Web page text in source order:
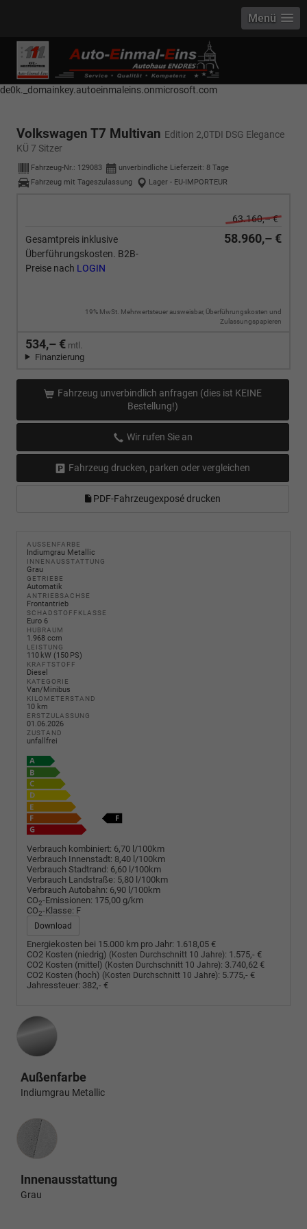
------------ Host Name : selector1._domainkey Points to address or value:
selector1-aee-de0k._domainkey.autoeinmaleins.onmicrosoft.com Host
Name : selector2._domainkey Points to address or value: selector2-aee-
de0k._domainkey.autoeinmaleins.onmicrosoft.com
Menü
Volkswagen T7 Multivan Edition 2,0TDI DSG Elegance
KÜ 7 Sitzer
Fahrzeug-Nr.: 129083 unverbindliche Lieferzeit: 8 Tage
Fahrzeug mit Tageszulassung
Lager - EU-IMPORTEUR
63.160,– €
Gesamtpreis inklusive
Überführungskosten. B2B-
Preise nach LOGIN
58.960,– €
19% MwSt. Mehrwertsteuer ausweisbar, Überführungskosten und
Zulassungspapieren
534,– € mtl.
Finanzierung
Fahrzeug unverbindlich anfragen (dies ist KEINE
Bestellung!)
Wir rufen Sie an
Fahrzeug drucken, parken oder vergleichen
PDF-Fahrzeugexposé drucken
AUSSENFARBE
Indiumgrau Metallic
INNENAUSSTATTUNG
Grau
GETRIEBE
Automatik
ANTRIEBSACHSE
Frontantrieb
SCHADSTOFFKLASSE
Euro 6
HUBRAUM
1.968 ccm
LEISTUNG
110 kW (150 PS)
KRAFTSTOFF
Diesel
KATEGORIE
Van/Minibus
KILOMETERSTAND
10 km
ERSTZULASSUNG
01.06.2026
ZUSTAND
unfallfrei
Verbrauch kombiniert: 6,70 l/100km
Verbrauch Innenstadt: 8,40 l/100km
Verbrauch Stadtrand: 6,60 l/100km
Verbrauch Landstraße: 5,80 l/100km
Verbrauch Autobahn: 6,90 l/100km
CO2-Emissionen: 175,00 g/km
CO2-Klasse: F
Download
Energiekosten bei 15.000 km pro Jahr: 1.618,05 €
CO2 Kosten (niedrig) (Kosten Durchschnitt 10 Jahre): 1.575,- €
CO2 Kosten (mittel) (Kosten Durchschnitt 10 Jahre): 3.740,62 €
CO2 Kosten (hoch) (Kosten Durchschnitt 10 Jahre): 5.775,- €
Jahressteuer: 382,- €
Außenfarbe
Indiumgrau Metallic
Innenausstattung
Innenausstattung
Grau